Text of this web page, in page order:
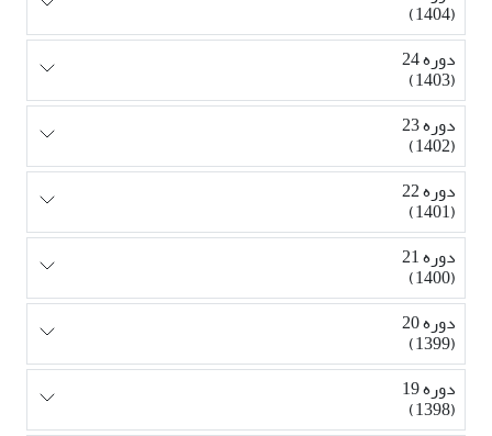
(1404)
دوره 24
(1403)
دوره 23
(1402)
دوره 22
(1401)
دوره 21
(1400)
دوره 20
(1399)
دوره 19
(1398)